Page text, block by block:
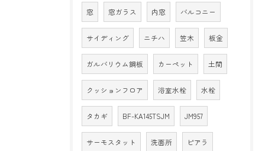
窓 窓ガラス 内窓 バルコニー
サイディング ニチハ 笠木 板金
ガルバリウム鋼板 カーペット 土間
クッションフロア 浴室水栓 水栓
タカギ BF-KA145TSJM JM957
サーモスタット 洗面所 ピアラ